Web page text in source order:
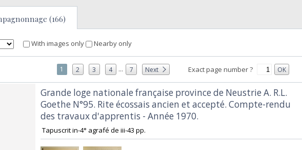
(166)
With images only Nearby only
1 2 3 4 ... 7 Next Exact page number ? OK
‎Grande loge nationale française province de Neustrie A. R.L.
Goethe N°95. Rite écossais ancien et accepté. Compte-rendu
des travaux d'apprentis - Année 1970.‎
‎ Tapuscrit in-4° agrafé de iii-43 pp. ‎